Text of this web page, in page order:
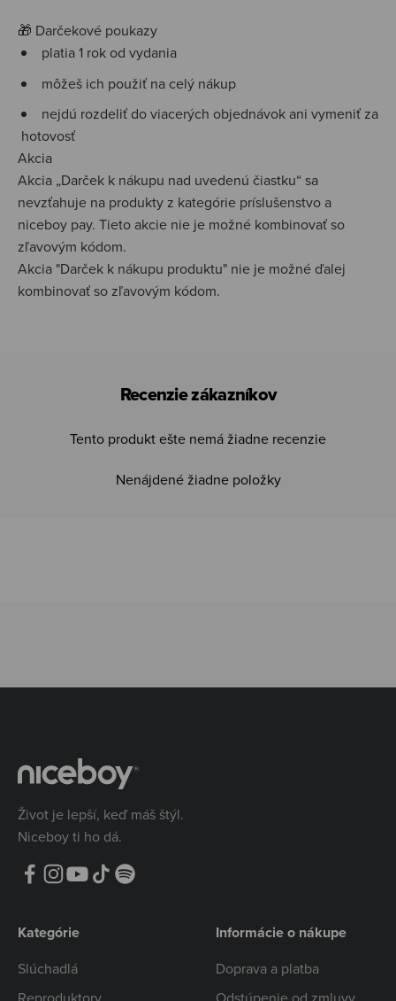
🎁 Darčekové poukazy
platia 1 rok od vydania
môžeš ich použiť na celý nákup
nejdú rozdeliť do viacerých objednávok ani vymeniť za
hotovosť
Akcia
Akcia „Darček k nákupu nad uvedenú čiastku“ sa
nevzťahuje na produkty z kategórie príslušenstvo a
niceboy pay. Tieto akcie nie je možné kombinovať so
zľavovým kódom.
Akcia "Darček k nákupu produktu" nie je možné ďalej
kombinovať so zľavovým kódom.
Recenzie zákazníkov
Tento produkt ešte nemá žiadne recenzie
Nenájdené žiadne položky
Život je lepší, keď máš štýl.
Niceboy ti ho dá.
Kategórie
Slúchadlá
Informácie o nákupe
Doprava a platba